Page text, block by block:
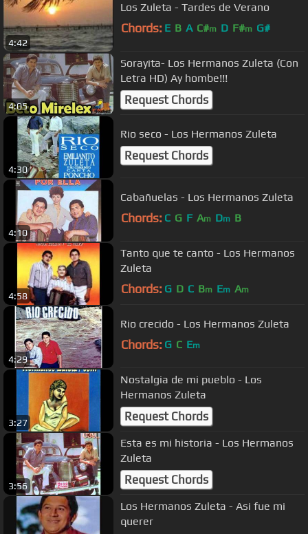
4:42
Los Zuleta - Tardes de Verano
Chords: E B A C#m D F#m G#
4:05
Sorayita- Los Hermanos Zuleta (Con
Letra HD) Ay hombe!!!
Request Chords
4:30
Rio seco - Los Hermanos Zuleta
Request Chords
4:10
Cabañuelas - Los Hermanos Zuleta
Chords: C G F Am Dm B
4:58
Tanto que te canto - Los Hermanos
Zuleta
Chords: G D C Bm Em Am
4:29
Rio crecido - Los Hermanos Zuleta
Chords: G C Em
3:27
Nostalgia de mi pueblo - Los
Hermanos Zuleta
Request Chords
3:56
Esta es mi historia - Los Hermanos
Zuleta
Request Chords
Los Hermanos Zuleta - Asi fue mi
querer